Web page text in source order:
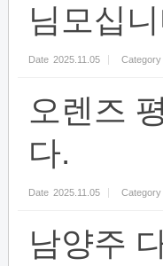
님모십
Date 2025.11.05 Category
오렌즈
다.
Date 2025.11.05 Category
남양주